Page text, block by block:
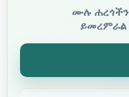
ሙሉ ሐረጎችን
ይመረምራል